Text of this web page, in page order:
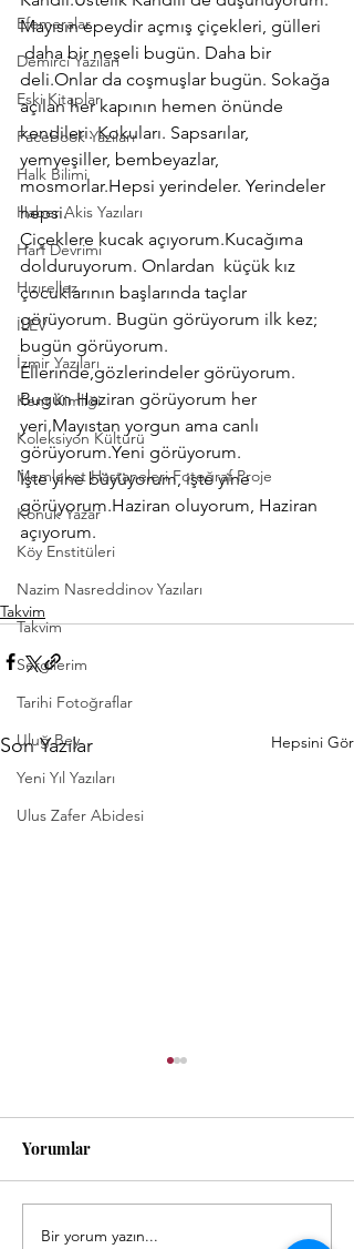
Efemeralar
Demirci Yazıları
Eski Kitaplar
Facebook Yazıları
Halk Bilimi
Haber Akis Yazıları
Harf Devrimi
Hızırellez
İLEV
İzmir Yazıları
Kent Kimliği
Koleksiyon Kültürü
Memleket Hastaneleri Fotoğraf Proje
Konuk Yazar
Köy Enstitüleri
Nazim Nasreddinov Yazıları
Takvim
Sergilerim
Tarihi Fotoğraflar
Uluğ Bey
Yeni Yıl Yazıları
Ulus Zafer Abidesi
Mayısın epeydir açmış çiçekleri, gülleri
daha bir neşeli bugün. Daha bir
deli.Onlar da coşmuşlar bugün. Sokağa
açılan her kapının hemen önünde
kendileri. Kokuları. Sapsarılar,
yemyeşiller, bembeyazlar,
mosmorlar.Hepsi yerindeler. Yerindeler
hepsi.
Çiçeklere kucak açıyorum.Kucağıma
dolduruyorum. Onlardan  küçük kız
çocuklarının başlarında taçlar
görüyorum. Bugün görüyorum ilk kez;
bugün görüyorum.
Ellerinde,gözlerindeler görüyorum.
Bugün Haziran görüyorum her
yeri.Mayıstan yorgun ama canlı
görüyorum.Yeni görüyorum.
İşte yine büyüyorum, işte yine
görüyorum.Haziran oluyorum, Haziran
açıyorum.
Takvim
Son Yazılar Hepsini Gör
Nostalji Takvimi: Nisan
Yorumlar
Bir yorum yazın...